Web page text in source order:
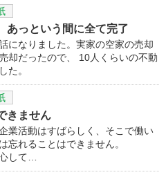
あっという間に全て完了
になりました。実家の空家の売却
却だったので、 10人くらいの不動
た。
きません
業活動はすばらしく、そこで働い
忘れることはできません。
して…